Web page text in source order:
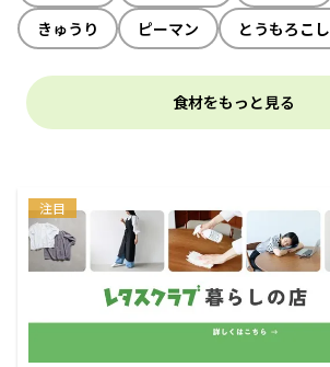
きゅうり
ピーマン とうもろこし
食材をもっと見る
注目